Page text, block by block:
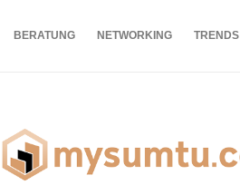
BERATUNG NETWORKING TRENDS